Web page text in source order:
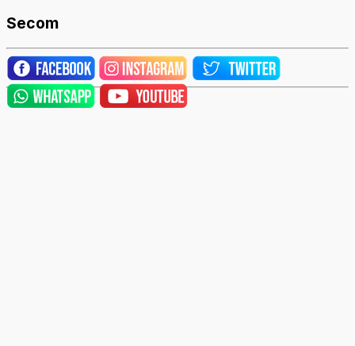
Secom